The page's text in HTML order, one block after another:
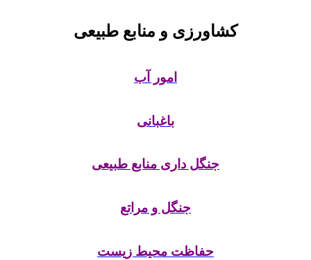
کشاورزی و منابع طبیعی
امور آب
باغبانی
جنگل داری منابع طبیعی
جنگل و مراتع
حفاظت محیط زیست